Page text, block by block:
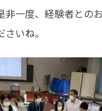
非一度、経験者との
いね。